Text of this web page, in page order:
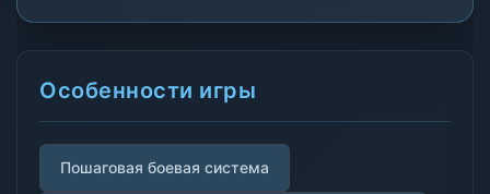
Особенности игры
Пошаговая боевая система